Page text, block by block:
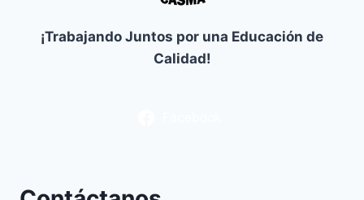
¡Trabajando Juntos por una Educación de
Calidad!